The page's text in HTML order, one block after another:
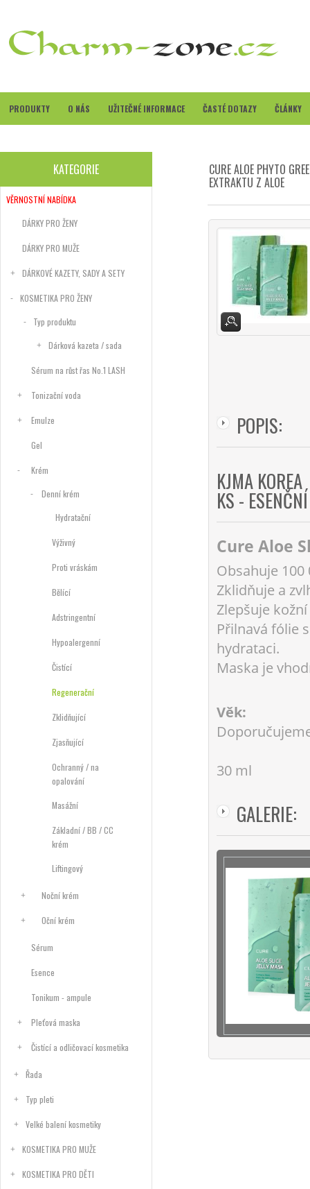
PRODUKTY O NÁS UŽITEČNÉ INFORMACE ČASTÉ DOTAZY ČLÁNKY
KATEGORIE
VĚRNOSTNÍ NABÍDKA
DÁRKY PRO ŽENY
DÁRKY PRO MUŽE
DÁRKOVÉ KAZETY, SADY A SETY
KOSMETIKA PRO ŽENY
Typ produktu
Dárková kazeta / sada
Sérum na růst řas No.1 LASH
Tonizační voda
Emulze
Gel
Krém
Denní krém
Hydratační
Výživný
Proti vráskám
Bělící
Adstringentní
Hypoalergenní
Čistící
Regenerační
Zklidňující
Zjasňující
Ochranný / na
opalování
Masážní
Základní / BB / CC
krém
Liftingový
Noční krém
Oční krém
Sérum
Esence
Tonikum - ampule
Pleťová maska
Čistící a odličovací kosmetika
Řada
Typ pleti
Velké balení kosmetiky
KOSMETIKA PRO MUŽE
KOSMETIKA PRO DĚTI
CURE ALOE PHYTO
EXTRAKTU Z ALOE
POPIS:
KJMA
KS -
Cure Aloe
Obsahuje 100
Zklidňuje a
Zlepšuje
Přilnavá fólie
hydrataci.
Maska je
Věk:
30 ml
GALERIE: